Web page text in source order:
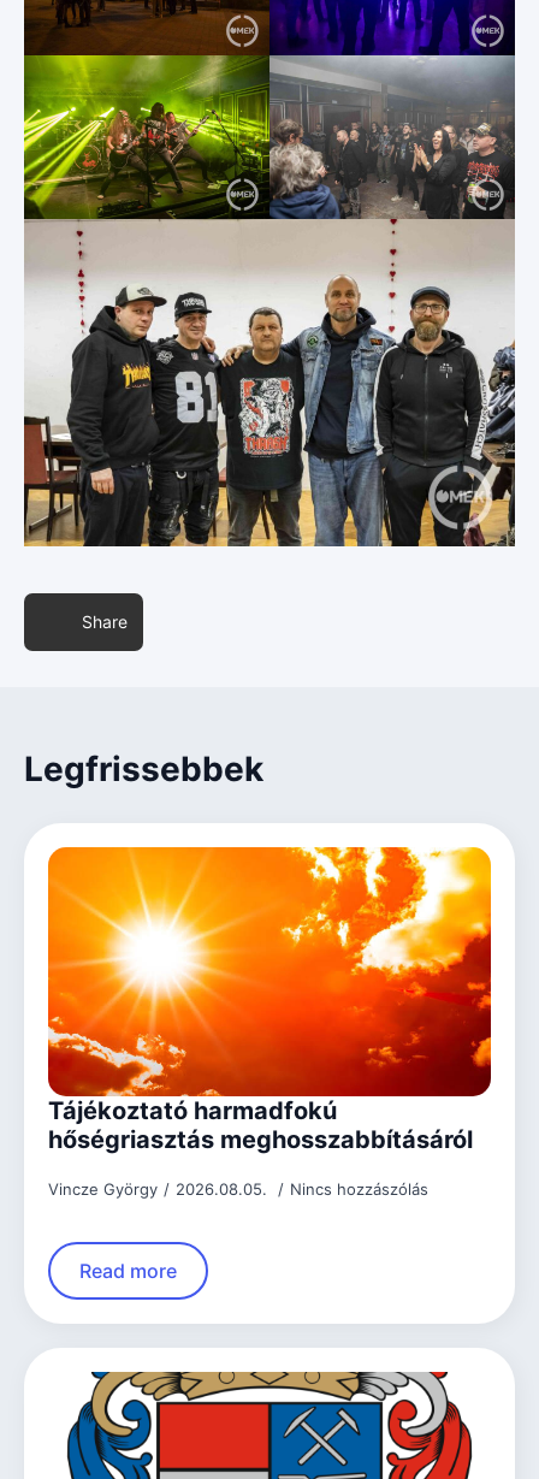
Share
Legfrissebbek
Tájékoztató harmadfokú
hőségriasztás meghosszabbításáról
Vincze György 2026.08.05. Nincs hozzászólás
Read more